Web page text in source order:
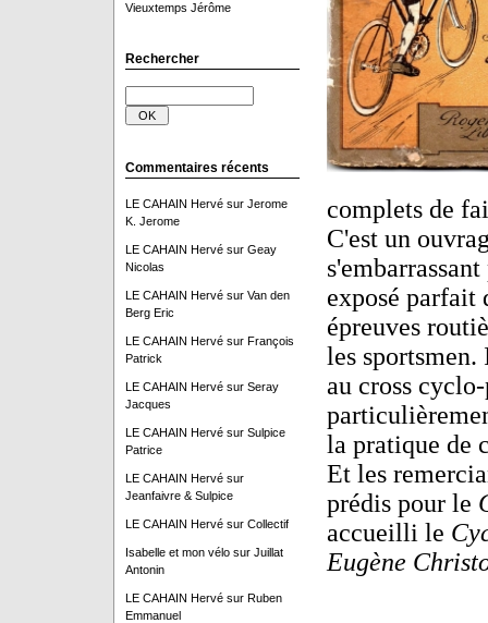
Vieuxtemps Jérôme
Rechercher
Commentaires récents
LE CAHAIN Hervésur Jerome
K. Jerome
LE CAHAIN Hervésur Geay
Nicolas
LE CAHAIN Hervésur Van den
Berg Eric
LE CAHAIN Hervésur François
Patrick
LE CAHAIN Hervésur Seray
Jacques
LE CAHAIN Hervésur Sulpice
Patrice
LE CAHAIN Hervésur
Jeanfaivre & Sulpice
LE CAHAIN Hervésur Collectif
Isabelle et mon vélosur Juillat
Antonin
LE CAHAIN Hervésur Ruben
Emmanuel
complets de
C'est un
exposé parfait
épreuves
les
au cross
la pratique de
Et les
prédis pour le
accueilli le
Eugène